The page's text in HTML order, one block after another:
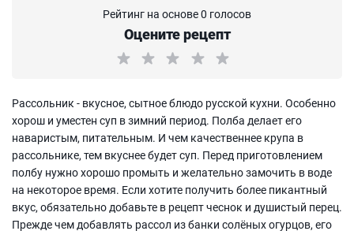
Рейтинг на основе 0 голосов
Оцените рецепт
Рассольник - вкусное, сытное блюдо русской кухни. Особенно
хорош и уместен суп в зимний период. Полба делает его
наваристым, питательным. И чем качественнее крупа в
рассольнике, тем вкуснее будет суп. Перед приготовлением
полбу нужно хорошо промыть и желательно замочить в воде
на некоторое время. Если хотите получить более пикантный
вкус, обязательно добавьте в рецепт чеснок и душистый перец.
Прежде чем добавлять рассол из банки солёных огурцов, его